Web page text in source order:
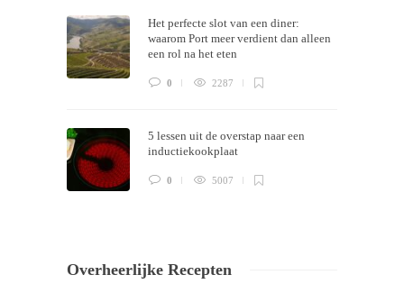
Het perfecte slot van een diner:
waarom Port meer verdient dan alleen
een rol na het eten
0 2287
5 lessen uit de overstap naar een
inductiekookplaat
0 5007
Overheerlijke Recepten